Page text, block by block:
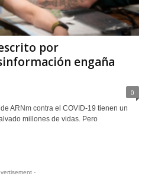
por
engaña
0
ARNm contra el COVID-19 tienen un
millones de vidas. Pero
-